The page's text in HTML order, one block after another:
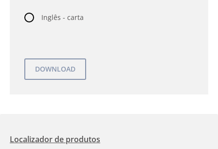
Inglês - carta
Localizador de produtos